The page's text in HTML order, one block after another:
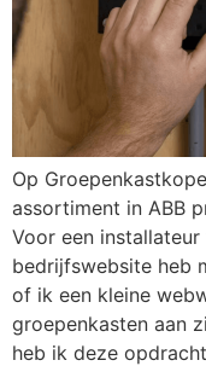
Op
assortiment in ABB
Voor een
bedrijfswebsite heb
of ik een kleine
groepenkasten aan
heb ik deze